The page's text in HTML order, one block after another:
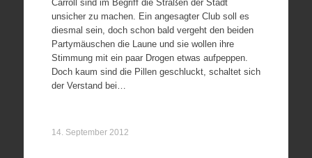
Carroll sind im Begriff die Straßen der Stadt
unsicher zu machen. Ein angesagter Club soll es
diesmal sein, doch schon bald vergeht den beiden
Partymäuschen die Laune und sie wollen ihre
Stimmung mit ein paar Drogen etwas aufpeppen.
Doch kaum sind die Pillen geschluckt, schaltet sich
der Verstand bei…
14. September 2012